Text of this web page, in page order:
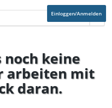
Einloggen/Anmelden
noch keine
arbeiten mit
daran.